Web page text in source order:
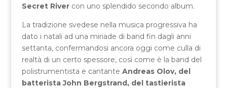
Secret Rivercon uno splendido secondo album.
La tradizione svedese nella musica progressiva ha
dato i natali ad una miriade di band fin dagli anni
settanta, confermandosi ancora oggi come culla di
realtà di un certo spessore, così come è la band del
polistrumentista e cantante Andreas Olov, del
batterista John Bergstrand, del tastierista